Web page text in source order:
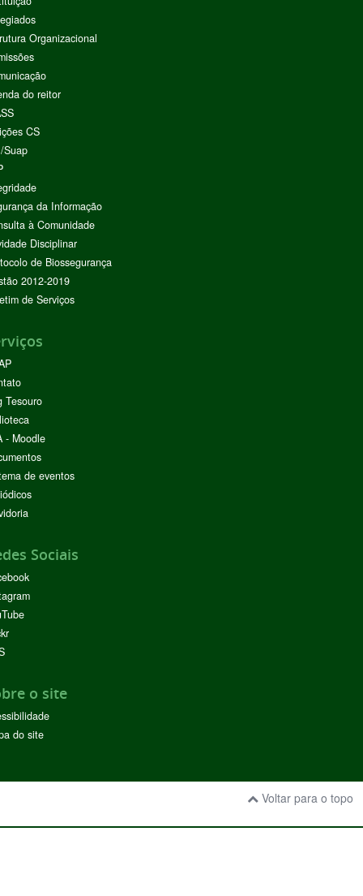
Organizacional
do reitor
CS
Suap
da Informação
à Comunidade
Disciplinar
de Biossegurança
2012-2019
de Serviços
Tesouro
- Moodle
de eventos
Sociais
o site
do site
Voltar para o topo